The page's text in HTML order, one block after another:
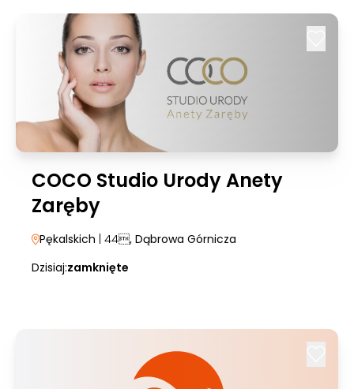
COCO Studio Urody Anety
Zaręby
Pękalskich | 44, Dąbrowa Górnicza
Dzisiaj:zamknięte